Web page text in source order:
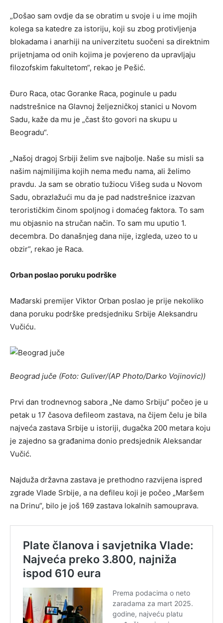
„Došao sam ovdje da se obratim u svoje i u ime mojih
kolega sa katedre za istoriju, koji su zbog protivljenja
blokadama i anarhiji na univerzitetu suočeni sa direktnim
prijetnjama od onih kojima je povjereno da upravljaju
filozofskim fakultetom“, rekao je Pešić.
Đuro Raca, otac Goranke Raca, poginule u padu
nadstrešnice na Glavnoj željezničkoj stanici u Novom
Sadu, kaže da mu je „čast što govori na skupu u
Beogradu“.
„Našoj dragoj Srbiji želim sve najbolje. Naše su misli sa
našim najmilijima kojih nema među nama, ali želimo
pravdu. Ja sam se obratio tužiocu Višeg suda u Novom
Sadu, obrazlažući mu da je pad nadstrešnice izazvan
terorističkim činom spoljnog i domaćeg faktora. To sam
mu objasnio na stručan način. To sam mu uputio 1.
decembra. Do današnjeg dana nije, izgleda, uzeo to u
obzir“, rekao je Raca.
Orban poslao poruku podrške
Mađarski premijer Viktor Orban poslao je prije nekoliko
dana poruku podrške predsjedniku Srbije Aleksandru
Vučiću.
Beograd juče (Foto: Guliver/(AP Photo/Darko Vojinovic))
Prvi dan trodnevnog sabora „Ne damo Srbiju“ počeo je u
petak u 17 časova defileom zastava, na čijem čelu je bila
najveća zastava Srbije u istoriji, dugačka 200 metara koju
je zajedno sa građanima donio predsjednik Aleksandar
Vučić.
Najduža državna zastava je prethodno razvijena ispred
zgrade Vlade Srbije, a na defileu koji je počeo „Maršem
na Drinu“, bilo je još 169 zastava lokalnih samouprava.